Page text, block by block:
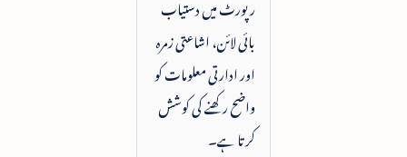
بائی لائن، اشاعتی زمرہ
اور ادارتی معلومات کو
واضح رکھنے کی کوشش
کرتا ہے۔